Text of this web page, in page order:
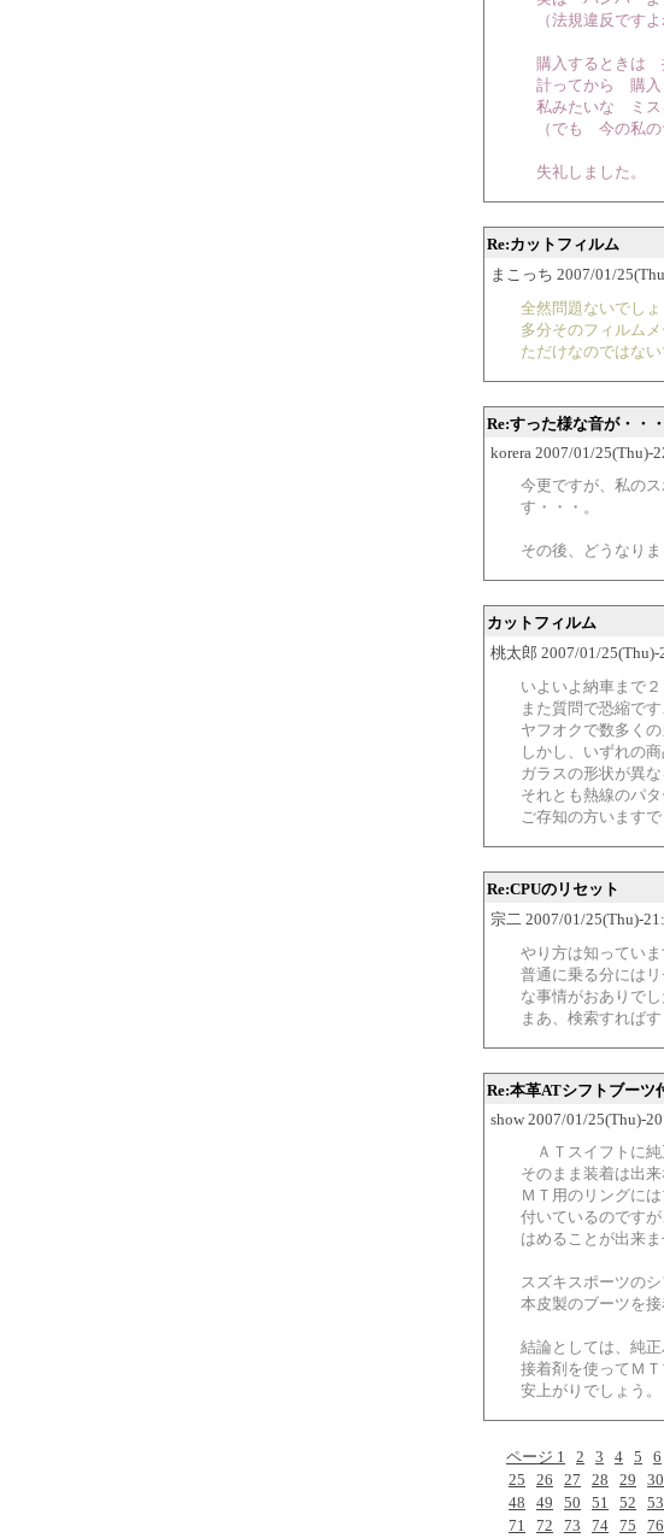
（法規違反ですよ
購入するときは
計ってから 購入
私みたいな ミス
（でも 今の私の
失礼しました。
Re:カットフィルム
まこっち 2007/01/
全然問題ないでしょ
多分そのフィルム
ただけなのではない
Re:すった様な音が・・・
korera 2007/01/25(Thu)-
今更ですが、私の
す・・・。
その後、どうなりま
カットフィルム
桃太郎 2007/01/25(Thu)-
いよいよ納車まで２
また質問で恐縮です
ヤフオクで数多く
しかし、いずれの
ガラスの形状が異
それとも熱線のパ
ご存知の方います
Re:CPUのリセット
宗二 2007/01/25(Thu)-
やり方は知ってい
普通に乗る分には
な事情がおありで
まあ、検索すれば
Re:本革ATシフトブーツ
show 2007/01/25(Thu)-
ＡＴスイフトに純
そのまま装着は出
ＭＴ用のリングに
付いているのです
はめることが出来ま
スズキスポーツの
本皮製のブーツを接
結論としては、純正
接着剤を使ってＭ
安上がりでしょう。
ページ 1
2 3 4 5 6
25
26 27 28 29 30
48
49 50 51 52 53
71
72 73 74 75 76